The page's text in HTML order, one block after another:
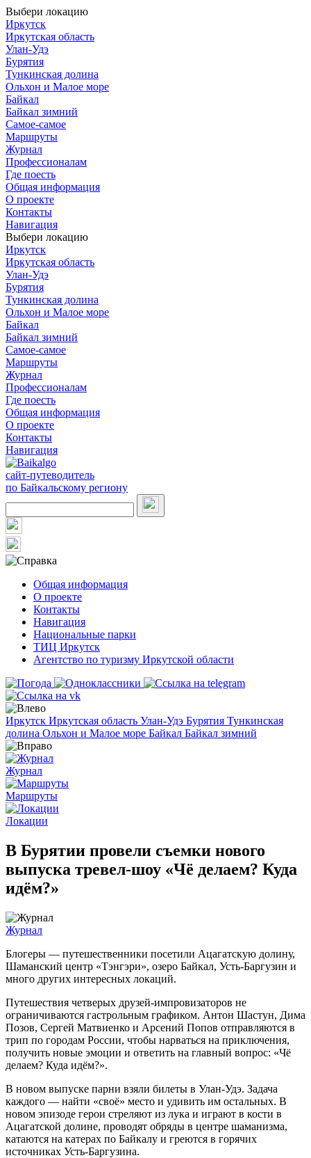
Выбери локацию
Иркутск
Иркутская область
Улан-Удэ
Бурятия
Тункинская долина
Ольхон и Малое море
Байкал
Байкал зимний
Самое-самое
Маршруты
Журнал
Профессионалам
Где поесть
Общая информация
О проекте
Контакты
Навигация
Выбери локацию
Иркутск
Иркутская область
Улан-Удэ
Бурятия
Тункинская долина
Ольхон и Малое море
Байкал
Байкал зимний
Самое-самое
Маршруты
Журнал
Профессионалам
Где поесть
Общая информация
О проекте
Контакты
Навигация
сайт-путеводитель
по Байкальскому региону
Общая информация
О проекте
Контакты
Навигация
Национальные парки
ТИЦ Иркутск
Агентство по туризму Иркутской области
Иркутск Иркутская область Улан-Удэ Бурятия Тункинская
долина Ольхон и Малое море Байкал Байкал зимний
Журнал
Маршруты
Локации
В Бурятии провели съемки нового
выпуска тревел-шоу «Чё делаем? Куда
идём?»
Журнал
Блогеры — путешественники посетили Ацагатскую долину,
Шаманский центр «Тэнгэри», озеро Байкал, Усть-Баргузин и
много других интересных локаций.
Путешествия четверых друзей-импровизаторов не
ограничиваются гастрольным графиком. Антон Шастун, Дима
Позов, Сергей Матвиенко и Арсений Попов отправляются в
трип по городам России, чтобы нарваться на приключения,
получить новые эмоции и ответить на главный вопрос: «Чё
делаем? Куда идём?».
В новом выпуске парни взяли билеты в Улан-Удэ. Задача
каждого — найти «своё» место и удивить им остальных. В
новом эпизоде герои стреляют из лука и играют в кости в
Ацагатской долине, проводят обряды в центре шаманизма,
катаются на катерах по Байкалу и греются в горячих
источниках Усть-Баргузина.